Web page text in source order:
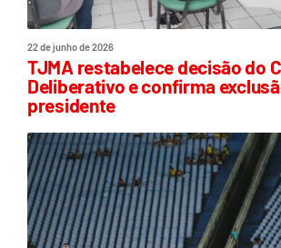
22 de junho de 2026
TJMA restabelece decisão do
Deliberativo e confirma
presidente